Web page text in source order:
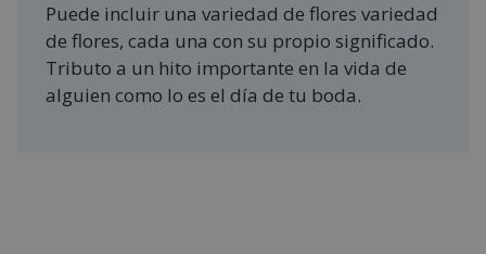
Puede incluir una variedad de flores variedad
de flores, cada una con su propio significado.
Tributo a un hito importante en la vida de
alguien como lo es el día de tu boda.